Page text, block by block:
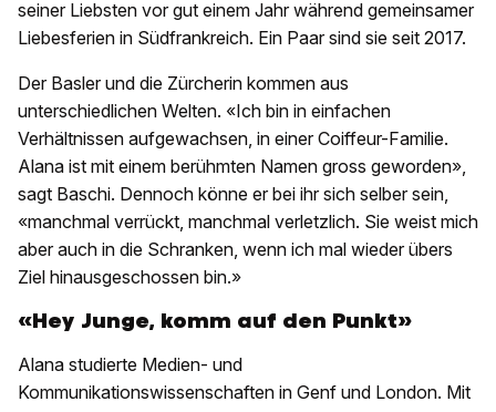
seiner Liebsten vor gut einem Jahr während gemeinsamer
Liebesferien in Südfrankreich. Ein Paar sind sie seit 2017.
Der Basler und die Zürcherin kommen aus
unterschiedlichen Welten. «Ich bin in einfachen
Verhältnissen aufgewachsen, in einer Coiffeur-Familie.
Alana ist mit einem berühmten Namen gross geworden»,
sagt Baschi. Dennoch könne er bei ihr sich selber sein,
«manchmal verrückt, manchmal verletzlich. Sie weist mich
aber auch in die Schranken, wenn ich mal wieder übers
Ziel hinausgeschossen bin.»
«Hey Junge, komm auf den Punkt»
Alana studierte Medien- und
Kommunikationswissenschaften in Genf und London. Mit